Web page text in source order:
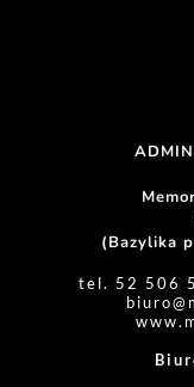
(Bazylika
tel. 52 506
biuro